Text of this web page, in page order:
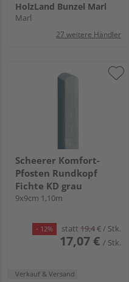
HolzLand Bunzel Marl
Marl
27 weitere Händler
Scheerer Komfort-
Pfosten Rundkopf
Fichte KD grau
9x9cm 1,10m
- 12% statt 19,4€/ Stk.
17,07 € / Stk.
Verkauf & Versand